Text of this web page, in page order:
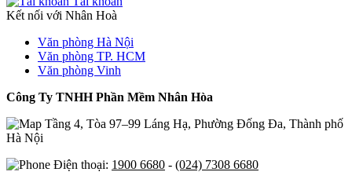
Kết nối với Nhân Hoà
Văn phòng Hà Nội
Văn phòng TP. HCM
Văn phòng Vinh
Công Ty TNHH Phần Mềm Nhân Hòa
Tầng 4, Tòa 97–99 Láng Hạ, Phường Đống Đa, Thành phố
Hà Nội
Điện thoại: 1900 6680 - (024) 7308 6680